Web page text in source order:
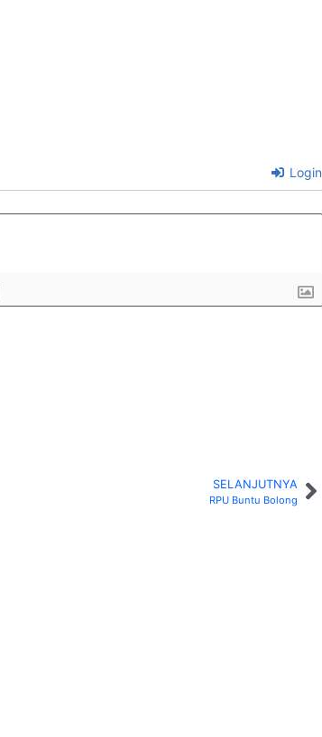
Login
SELANJUTNYA
RPU Buntu Bolong